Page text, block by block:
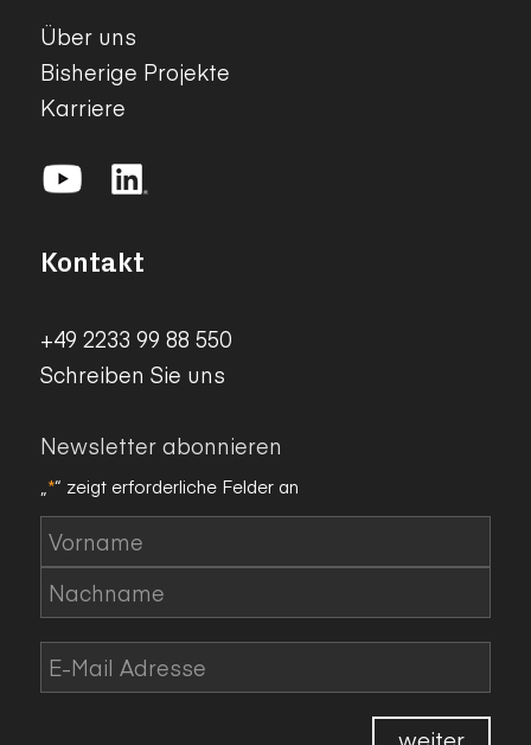
Über uns
Bisherige Projekte
Karriere
Kontakt
+49 2233 99 88 550
Schreiben Sie uns
Newsletter abonnieren
*“ zeigt erforderliche Felder an
Name
Vorname
E-
Mail*
weiter